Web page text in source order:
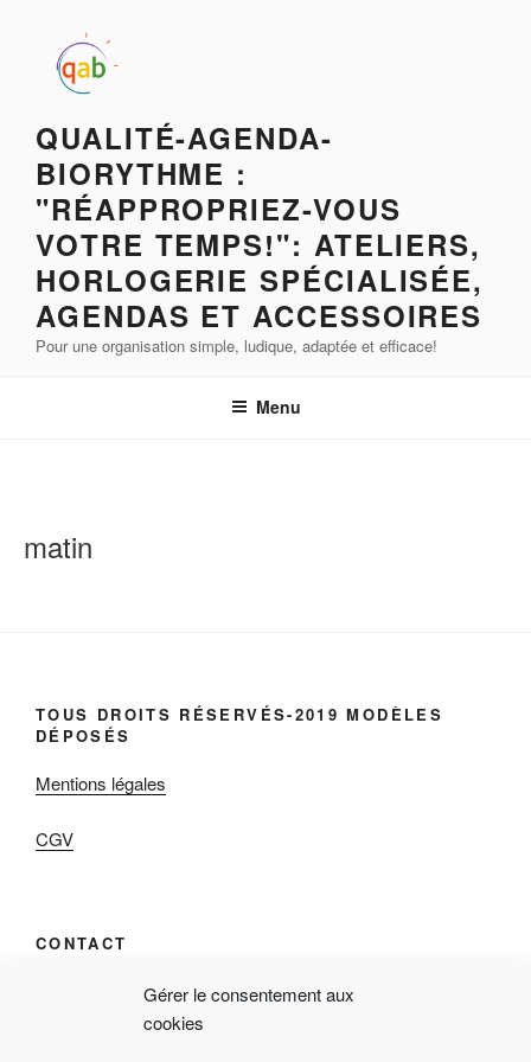
Gérer le consentement aux
cookies
QUALITÉ-AGENDA-
BIORYTHME :
"RÉAPPROPRIEZ-VOUS
VOTRE TEMPS!": ATELIERS,
HORLOGERIE SPÉCIALISÉE,
AGENDAS ET ACCESSOIRES
Pour une organisation simple, ludique, adaptée et efficace!
Menu
matin
TOUS DROITS RÉSERVÉS-2019 MODÈLES
DÉPOSÉS
Mentions légales
CGV
CONTACT
qab « Réappropriez-vous votre temps! »